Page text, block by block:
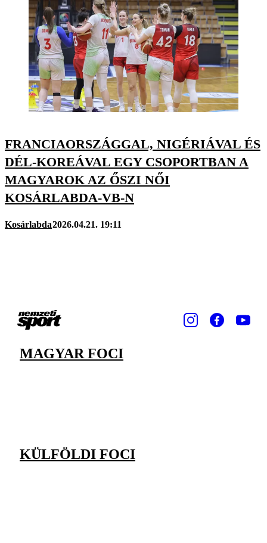
FRANCIAORSZÁGGAL, NIGÉRIÁVAL ÉS
DÉL-KOREÁVAL EGY CSOPORTBAN A
MAGYAROK AZ ŐSZI NŐI
KOSÁRLABDA-VB-N
Kosárlabda2026.04.21. 19:11
MAGYAR FOCI
KÜLFÖLDI FOCI